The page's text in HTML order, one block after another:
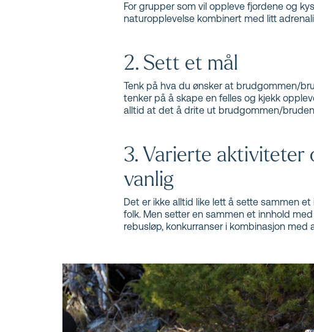
For grupper som vil oppleve fjordene og
naturopplevelse kombinert med litt
2. Sett et mål
Tenk på hva du ønsker at brudgommen/
tenker på å skape en felles og kjekk
alltid at det å drite ut brudgommen/
3. Varierte aktiviteter
vanlig
Det er ikke alltid like lett å sette sammen
folk. Men setter en sammen et innhold
rebusløp, konkurranser i kombinasjon